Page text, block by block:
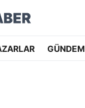
GÜNDEM